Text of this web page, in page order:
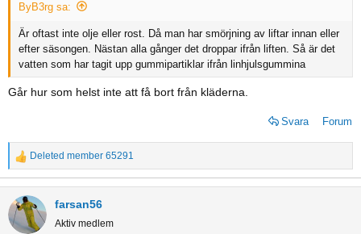
ByB3rg sa:
Är oftast inte olje eller rost. Då man har smörjning av liftar innan eller
efter säsongen. Nästan alla gånger det droppar ifrån liften. Så är det
vatten som har tagit upp gummipartiklar ifrån linhjulsgummina
Går hur som helst inte att få bort från kläderna.
Svara Forum
R
e
a
c
t
Deleted member 65291
farsan56
Aktiv medlem